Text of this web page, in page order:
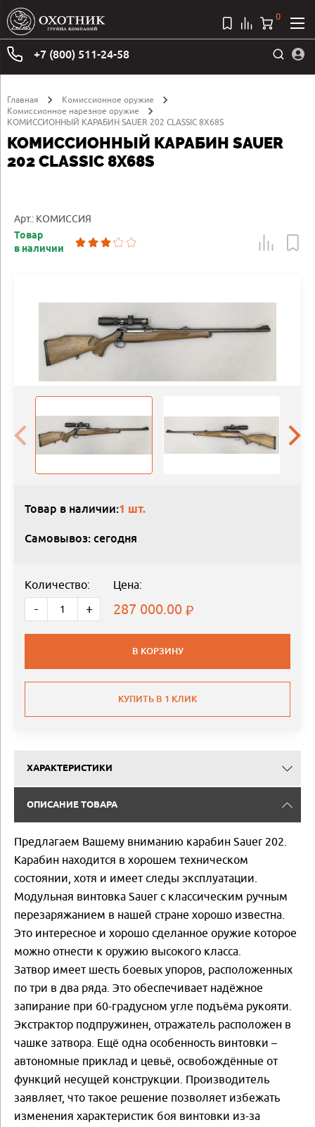
+7 (800) 511-24-58
0
Главная
Комиссионное оружие
Комиссионное нарезное оружие
КОМИССИОННЫЙ КАРАБИН SAUER 202 CLASSIC 8X68S
КОМИССИОННЫЙ КАРАБИН SAUER
202 CLASSIC 8X68S
Арт.: КОМИССИЯ
Товар
в наличии
Товар в наличии:1 шт.
Самовывоз: сегодня
Количество:
- +
Цена:
287 000.00
В КОРЗИНУ
КУПИТЬ В 1 КЛИК
ХАРАКТЕРИСТИКИ
ОПИСАНИЕ ТОВАРА
Предлагаем Вашему вниманию карабин Sauer 202.
Карабин находится в хорошем техническом
состоянии, хотя и имеет следы эксплуатации.
Модульная винтовка Sauer с классическим ручным
перезаряжанием в нашей стране хорошо известна.
Это интересное и хорошо сделанное оружие которое
можно отнести к оружию высокого класса.
Затвор имеет шесть боевых упоров, расположенных
по три в два ряда. Это обеспечивает надёжное
запирание при 60-градусном угле подъёма рукояти.
Экстрактор подпружинен, отражатель расположен в
чашке затвора. Ещё одна особенность винтовки –
автономные приклад и цевьё, освобождённые от
функций несущей конструкции. Производитель
заявляет, что такое решение позволяет избежать
изменения характеристик боя винтовки из-за